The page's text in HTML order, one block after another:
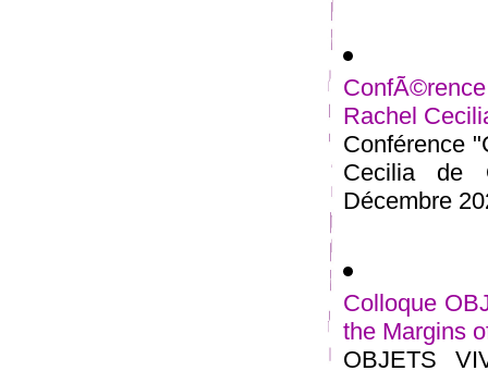
Rachel
Conférence
Cecilia de
Décembre
Colloque
the Margins
OBJETS